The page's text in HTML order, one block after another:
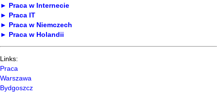
► Praca w Internecie
► Praca IT
► Praca w Niemczech
► Praca w Holandii
Links:
Praca
Warszawa
Bydgoszcz